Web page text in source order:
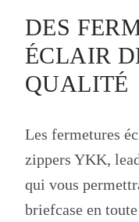
DES
ÉCLAIR
QUALITÉ
Les fermetures
zippers YKK,
qui vous
briefcase en